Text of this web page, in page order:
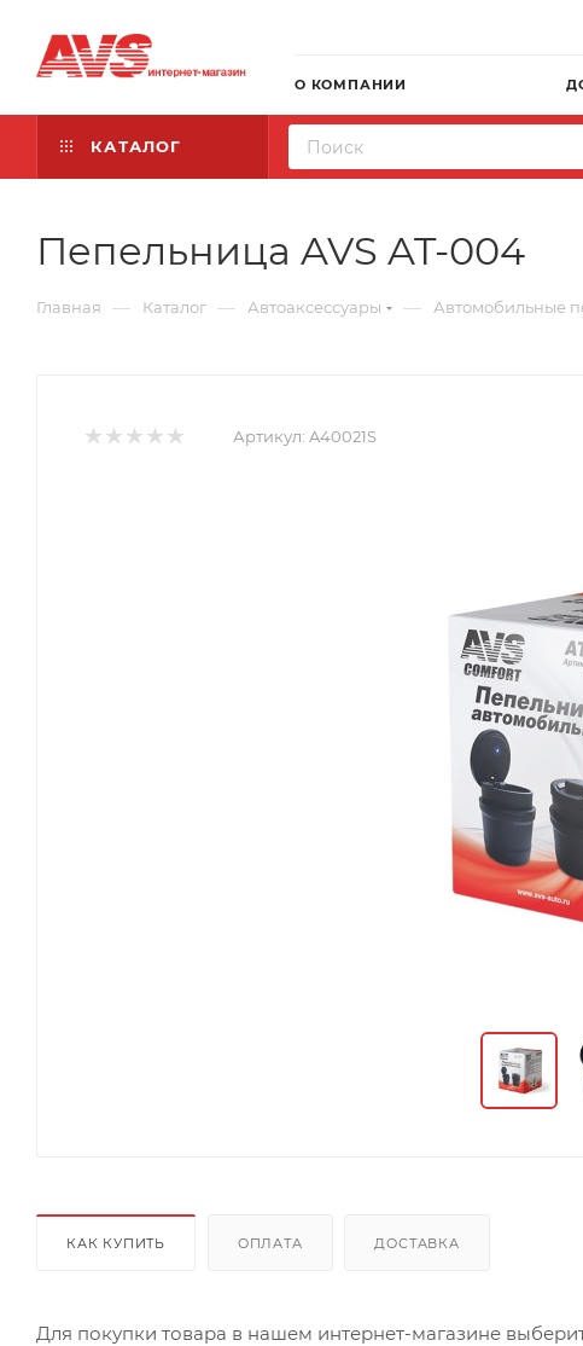
О КОМПАНИИ
КАТАЛОГ
Пепельница AVS AT-004
Главная — Каталог — Автоаксессуары — Автомобильные
Артикул: A40021S
КАК КУПИТЬ ОПЛАТА ДОСТАВКА
Для покупки товара в нашем интернет-магазине